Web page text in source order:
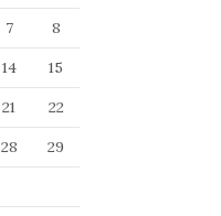
7
8
14
15
21
22
28
29